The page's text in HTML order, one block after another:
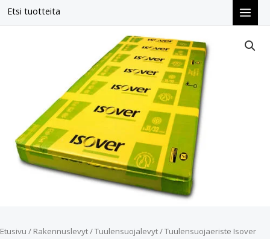
Etsi tuotteita
Siirry
Etusivu / Rakennuslevyt/Tuulensuojalevyt/ Tuulensuojaeriste Isover
50X1200X3000MM
määrä